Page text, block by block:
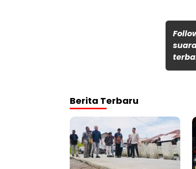
Berita Terbaru